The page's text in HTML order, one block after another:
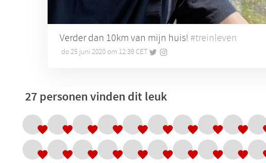
Verder dan 10km van mijn huis! #treinleven
do 25 juni 2020 om 12:39 CET
27 personen vinden dit leuk